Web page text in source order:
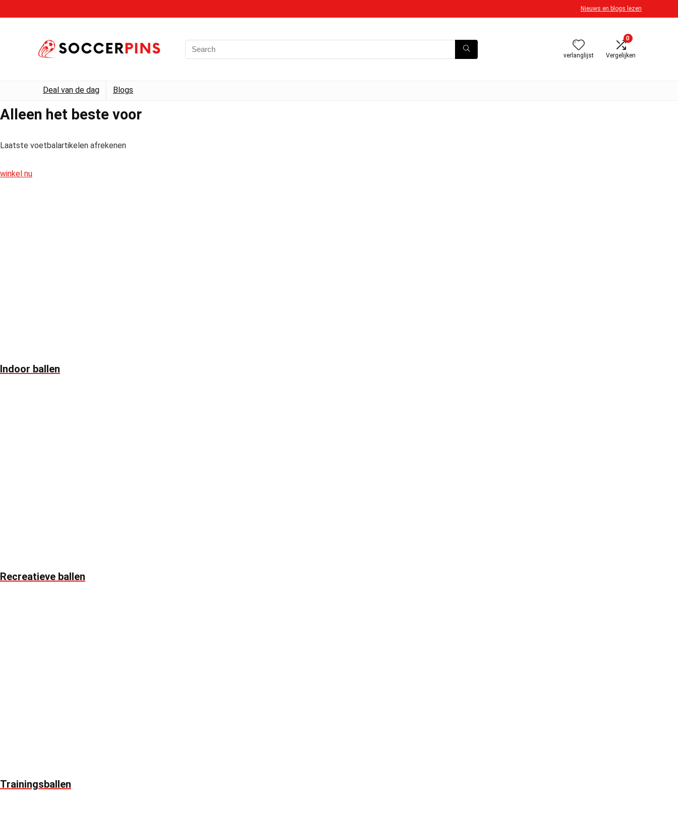
Nieuws en blogs lezen
verlanglijst
0
Vergelijken
Deal van de dag Blogs
Alleen het beste voor
Laatste voetbalartikelen afrekenen
winkel nu
Indoor ballen
Recreatieve ballen
Trainingsballen